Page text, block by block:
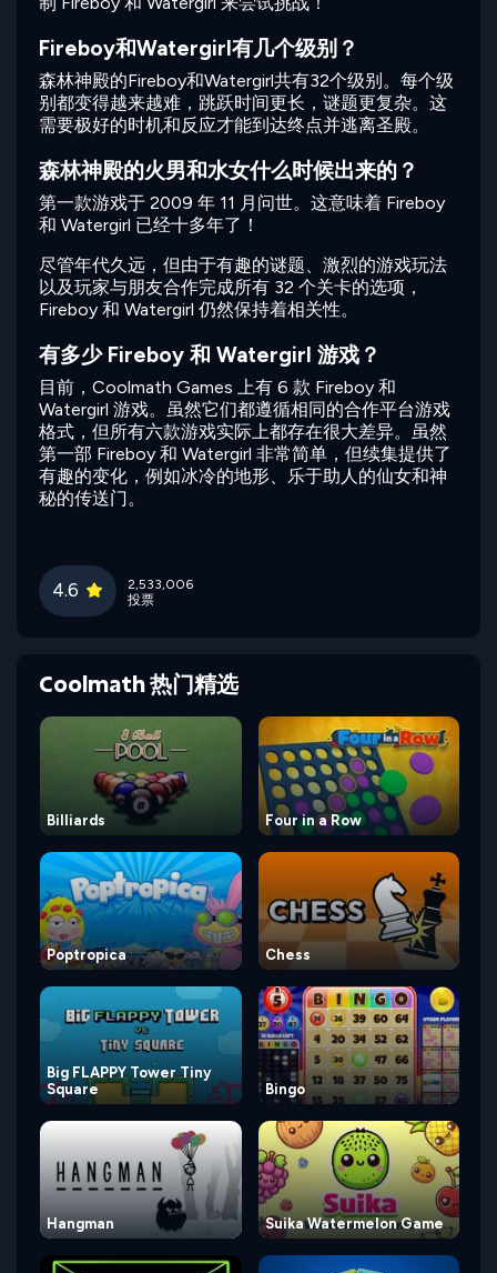
Fireboy和Watergirl有几个级别？
森林神殿的Fireboy和Watergirl共有32个级别。每个级
别都变得越来越难，跳跃时间更长，谜题更复杂。这
需要极好的时机和反应才能到达终点并逃离圣殿。
森林神殿的火男和水女什么时候出来的？
第一款游戏于 2009 年 11 月问世。这意味着 Fireboy
和 Watergirl 已经十多年了！
尽管年代久远，但由于有趣的谜题、激烈的游戏玩法
以及玩家与朋友合作完成所有 32 个关卡的选项，
Fireboy 和 Watergirl 仍然保持着相关性。
有多少 Fireboy 和 Watergirl 游戏？
目前，Coolmath Games 上有 6 款 Fireboy 和
Watergirl 游戏。虽然它们都遵循相同的合作平台游戏
格式，但所有六款游戏实际上都存在很大差异。虽然
第一部 Fireboy 和 Watergirl 非常简单，但续集提供了
有趣的变化，例如冰冷的地形、乐于助人的仙女和神
秘的传送门。
4.6
2,533,006
投票
Coolmath 热门精选
Billiards Four in a Row
Poptropica Chess
Big FLAPPY Tower Tiny
Square
Bingo
Hangman Suika Watermelon Game